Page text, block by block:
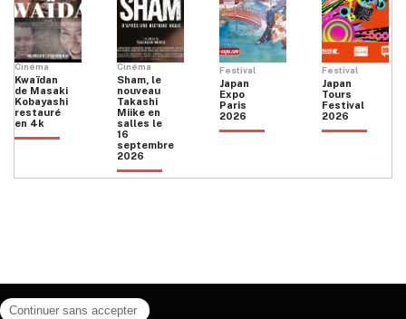
Cinéma
Kwaïdan
de Masaki
Kobayashi
restauré
en 4k
Cinéma
Sham, le
nouveau
Takashi
Miike en
salles le
16
septembre
2026
Festival
Japan
Expo
Paris
2026
Festival
Japan
Tours
Festival
2026